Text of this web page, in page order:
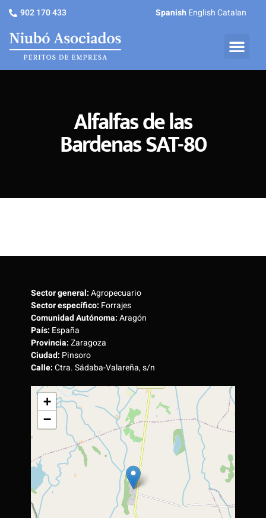
902 170 433 Spanish EnglishCatalan
Alfalfas de las
Bardenas SAT-80
Sector general:Agropecuario
Sector específico: Forrajes
Comunidad Autónoma:Aragón
País: España
Provincia:Zaragoza
Ciudad: Pinsoro
Calle:Ctra. Sádaba-Valareña, s/n
+
−